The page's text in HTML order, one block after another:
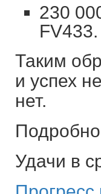
230
FV433.
Таким
и успех
нет.
Удачи в